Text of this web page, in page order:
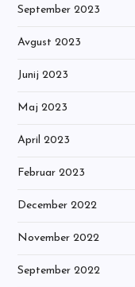
September 2023
Avgust 2023
Junij 2023
Maj 2023
April 2023
Februar 2023
December 2022
November 2022
September 2022